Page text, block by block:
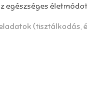
egészséges
(tisztálkodás,